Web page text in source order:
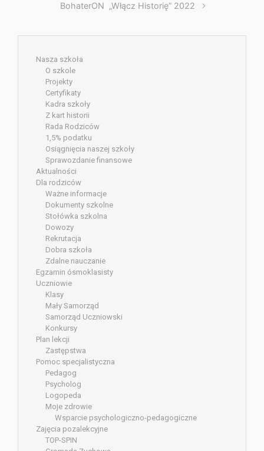
BohaterON „Włącz Historię” 2022
Nasza szkoła
O szkole
Projekty
Certyfikaty
Kadra szkoły
Z kart historii
Rada Rodziców
1,5% podatku
Osiągnięcia naszej szkoły
Sprawozdanie finansowe
Aktualności
Dla rodziców
Ważne informacje
Dokumenty szkolne
Stołówka szkolna
Dowozy
Rekrutacja
Dobra szkoła
Zdalne nauczanie
Egzamin ósmoklasisty
Uczniowie
Klasy
Mały Samorząd
Samorząd Uczniowski
Konkursy
Plan lekcji
Zastępstwa
Pomoc specjalistyczna
Pedagog
Psycholog
Logopeda
Moje zdrowie
Wsparcie psychologiczno-pedagogiczne
Zajęcia pozalekcyjne
TOP-SPIN